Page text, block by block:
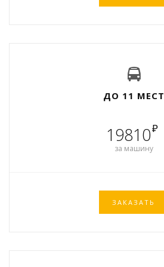
ДО 11 МЕСТ
19810₽
за машину
ЗАКАЗАТЬ